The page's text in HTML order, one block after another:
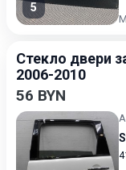
5
Стекло двери
2006-2010
56 BYN